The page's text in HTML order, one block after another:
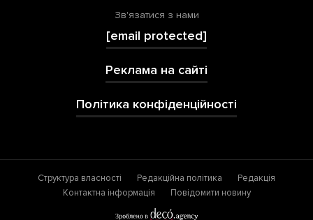
Зв'язатися з нами
[email protected]
Реклама на сайті
Політика конфіденційності
Структура власності Редакційна політика
Редакція
Контактна інформація
Повідомити новину